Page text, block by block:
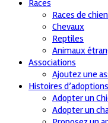
Races
Races de
Chevaux
Reptiles
Animaux
Associations
Ajoutez une
Histoires d’adoptions
Adopter un
Adopter un